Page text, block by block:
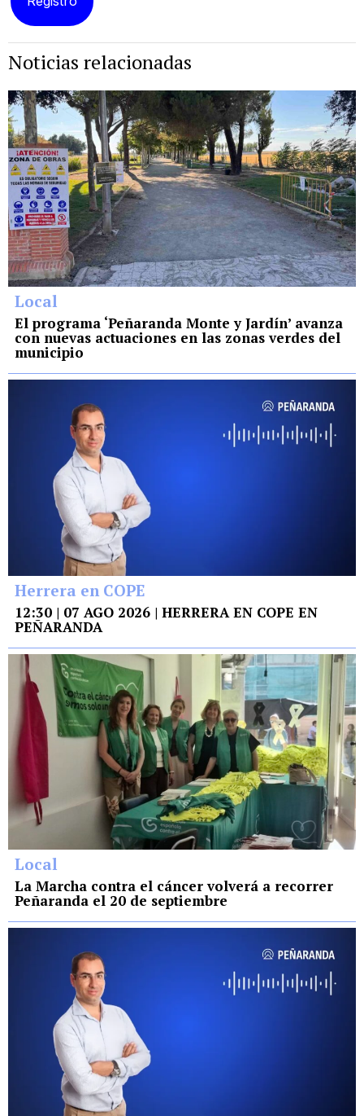
Noticias relacionadas
Local
El programa ‘Peñaranda Monte y Jardín’ avanza
con nuevas actuaciones en las zonas verdes del
municipio
Herrera en COPE
12:30 | 07 AGO 2026 | HERRERA EN COPE EN
PEÑARANDA
Local
La Marcha contra el cáncer volverá a recorrer
Peñaranda el 20 de septiembre